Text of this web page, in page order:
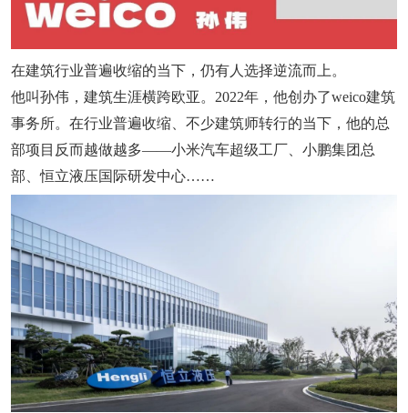
在建筑行业普遍收缩的当下，仍有人选择逆流而上。
他叫孙伟，建筑生涯横跨欧亚。2022年，他创办了weico建筑
事务所。在行业普遍收缩、不少建筑师转行的当下，他的总
部项目反而越做越多——小米汽车超级工厂、小鹏集团总
部、恒立液压国际研发中心……